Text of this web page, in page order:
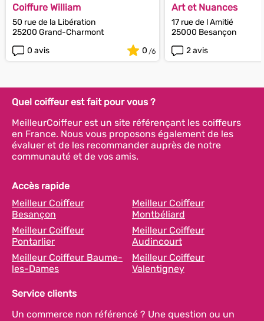
Coiffure William
50 rue de la Libération
25200 Grand-Charmont
0 avis
0
Art et Nuances
17 rue de l Amitié
25000 Besançon
2 avis
Quel coiffeur est fait pour vous ?
MeilleurCoiffeur est un site référençant les coiffeurs
en France. Nous vous proposons également de les
évaluer et de les recommander auprès de notre
communauté et de vos amis.
Accès rapide
Meilleur Coiffeur
Besançon
Meilleur Coiffeur
Montbéliard
Meilleur Coiffeur
Pontarlier
Meilleur Coiffeur
Audincourt
Meilleur Coiffeur Baume-
les-Dames
Meilleur Coiffeur
Valentigney
Service clients
Un commerce non référencé ? Une question ou un